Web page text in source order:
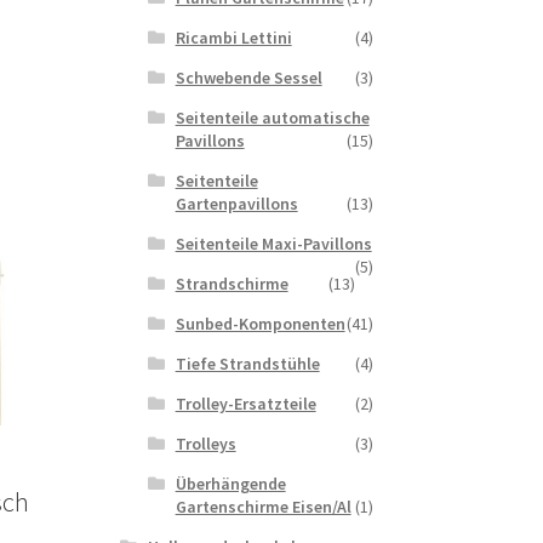
Ricambi Lettini
(4)
Schwebende Sessel
(3)
Seitenteile automatische
Pavillons
(15)
Seitenteile
Gartenpavillons
(13)
Seitenteile Maxi-Pavillons
(5)
Strandschirme
(13)
Sunbed-Komponenten(41)
Tiefe Strandstühle
(4)
Trolley-Ersatzteile
(2)
Trolleys
(3)
Überhängende
Gartenschirme Eisen/Al (1)